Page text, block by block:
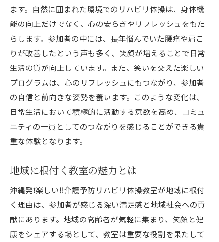
ます。自然に囲まれた環境でのリハビリ体操は、身体機
能の向上だけでなく、心の安らぎやリフレッシュをもた
らします。参加者の中には、長年悩んでいた腰痛や肩こ
りが改善したという声も多く、笑顔が増えることで日常
生活の質が向上しています。また、笑いを交えた楽しい
プログラムは、心のリフレッシュにもつながり、参加者
の自信と前向きな姿勢を養います。このような変化は、
日常生活において積極的に活動する意欲を高め、コミュ
ニティの一員としてのつながりを感じることができる貴
重な体験となります。
地域に根付く教室の魅力とは
沖縄発❗️楽しい‼️介護予防リハビリ体操教室が地域に根付
く理由は、参加者が感じる深い満足感と地域社会への貢
献にあります。地域の高齢者が気軽に集まり、笑顔と健
康をシェアする場として、教室は重要な役割を果たして